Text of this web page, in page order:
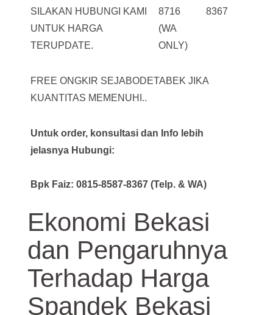
SILAKAN HUBUNGI KAMI
UNTUK HARGA
TERUPDATE.
8716
(WA
ONLY)
8367
FREE ONGKIR SEJABODETABEK JIKA
KUANTITAS MEMENUHI..
Untuk order, konsultasi dan Info lebih
jelasnya Hubungi:
Bpk Faiz: 0815-8587-8367 (Telp. & WA)
Ekonomi Bekasi
dan Pengaruhnya
Terhadap Harga
Spandek Bekasi